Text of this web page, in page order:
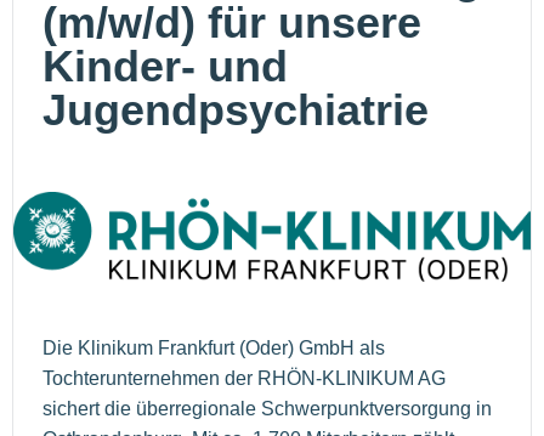
(m/w/d) für unsere
Kinder- und
Jugendpsychiatrie
Die Klinikum Frankfurt (Oder) GmbH als
Tochterunternehmen der RHÖN-KLINIKUM AG
sichert die überregionale Schwerpunktversorgung in